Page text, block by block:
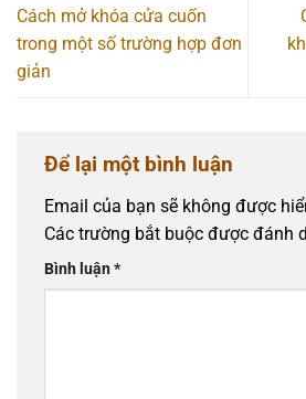
Cách mở khóa cửa cuốn
trong một số trường hợp đơn
giản
Để lại một bình luận
Email của bạn sẽ không được
Các trường bắt buộc được đánh
Bình luận*